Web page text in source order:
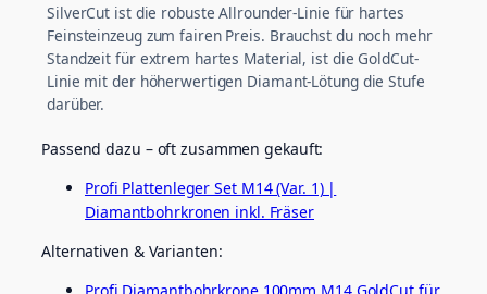
SilverCut ist die robuste Allrounder-Linie für hartes
Feinsteinzeug zum fairen Preis. Brauchst du noch mehr
Standzeit für extrem hartes Material, ist die GoldCut-
Linie mit der höherwertigen Diamant-Lötung die Stufe
darüber.
Passend dazu – oft zusammen gekauft:
Profi Plattenleger Set M14 (Var. 1) |
Diamantbohrkronen inkl. Fräser
Alternativen & Varianten: